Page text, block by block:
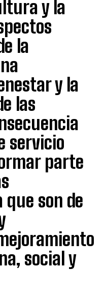
y la
la
y la
las
servicio
parte
son de
social y